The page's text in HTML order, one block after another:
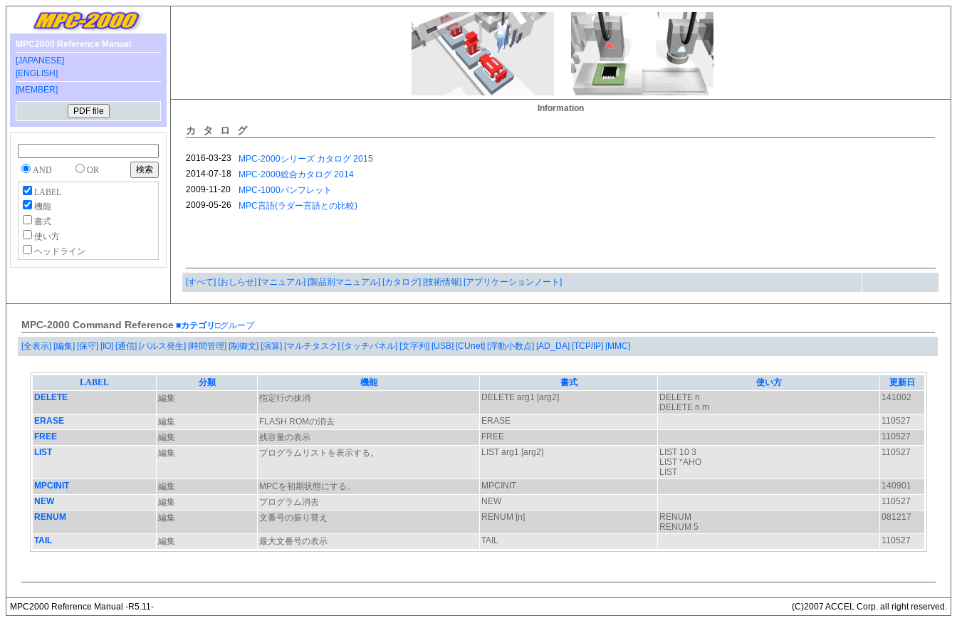
MPC2000 Reference Manual
[JAPANESE]
[ENGLISH]
[MEMBER]
AND OR
LABEL
機能
書式
使い方
ヘッドライン
Information
カタログ
[すべて] [おしらせ] [マニュアル] [製品別マニュアル] [カタログ] [技術情報] [アプリケーションノート]
MPC-2000 Command Reference ■カテゴリ□グループ
[全表示] [編集] [保守] [IO] [通信] [パルス発生] [時間管理] [制御文] [演算] [マルチタスク] [タッチパネル] [文字列] [USB] [CUnet] [浮動小数点] [AD_DA] [TCP/IP] [MMC]
MPC2000 Reference Manual -R5.11- (C)2007 ACCEL Corp. all right reserved.